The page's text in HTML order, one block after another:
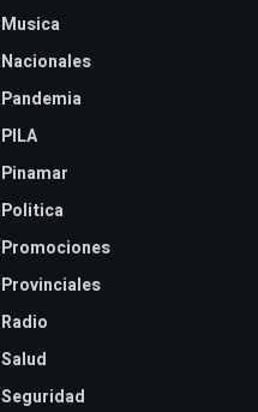
Musica
Nacionales
Pandemia
PILA
Pinamar
Politica
Promociones
Provinciales
Radio
Salud
Seguridad